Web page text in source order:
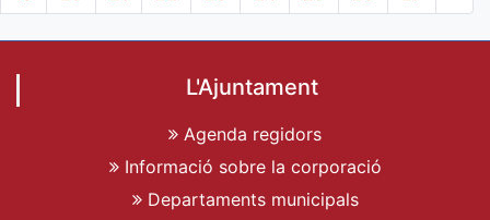
L'Ajuntament
Agenda regidors
Informació sobre la corporació
Departaments municipals